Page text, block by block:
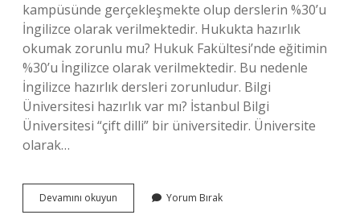
kampüsünde gerçekleşmekte olup derslerin %30’u
İngilizce olarak verilmektedir. Hukukta hazırlık
okumak zorunlu mu? Hukuk Fakültesi’nde eğitimin
%30’u İngilizce olarak verilmektedir. Bu nedenle
İngilizce hazırlık dersleri zorunludur. Bilgi
Üniversitesi hazırlık var mı? İstanbul Bilgi
Üniversitesi “çift dilli” bir üniversitedir. Üniversite
olarak…
Devamını okuyun
Üniversitesi
Yorum Bırak